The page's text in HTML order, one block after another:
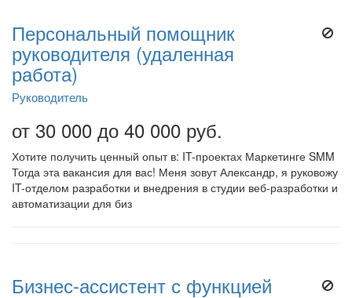
Персональный помощник
руководителя (удаленная
работа)
Руководитель
от 30 000 до 40 000 руб.
Хотите получить ценный опыт в: IT-проектах Маркетинге SMM
Тогда эта вакансия для вас! Меня зовут Александр, я руковожу
IT-отделом разработки и внедрения в студии веб-разработки и
автоматизации для биз
Бизнес-ассистент с функцией